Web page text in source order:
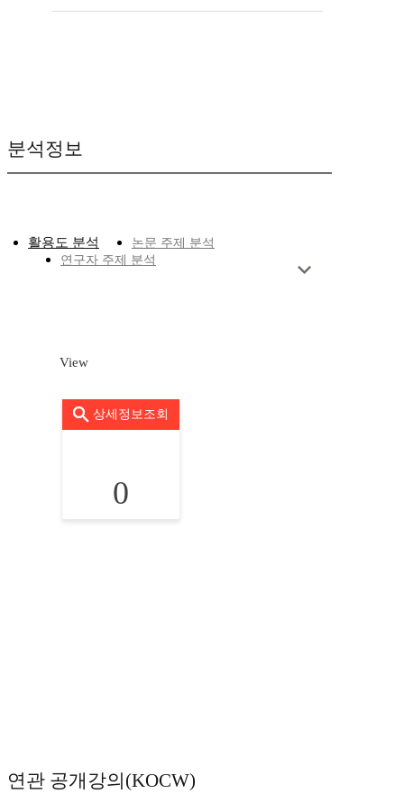
분석정보
활용도 분석
논문 주제 분석
연구자 주제 분석
View
상세정보조회
0
연관 공개강의(KOCW)